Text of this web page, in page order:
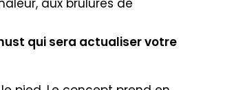
qui sera actualiser votre